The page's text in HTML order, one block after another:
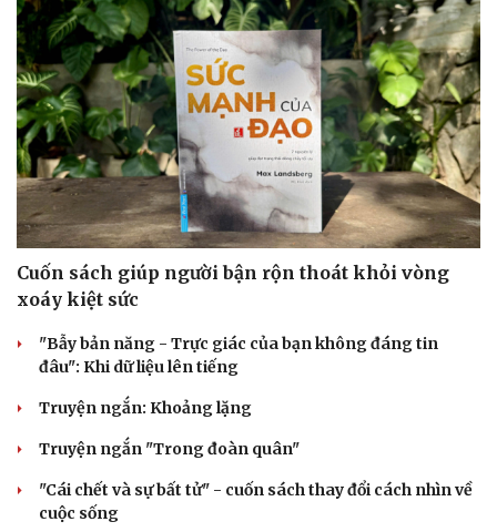
Sức khỏe
Cây thuốc
Sản phụ khoa
Nhi khoa
Nam khoa
Làm đẹp - giảm cân
Ăn sạch sống khỏe
Blog
Cuốn sách giúp người bận rộn thoát khỏi vòng
xoáy kiệt sức
"Bẫy bản năng - Trực giác của bạn không đáng tin
đâu": Khi dữ liệu lên tiếng
Truyện ngắn: Khoảng lặng
Truyện ngắn "Trong đoàn quân"
"Cái chết và sự bất tử" - cuốn sách thay đổi cách nhìn về
cuộc sống